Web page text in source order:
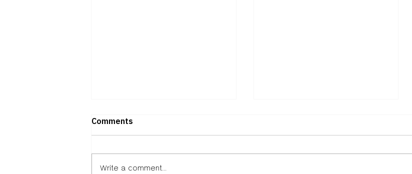
Comments
Write a comment...